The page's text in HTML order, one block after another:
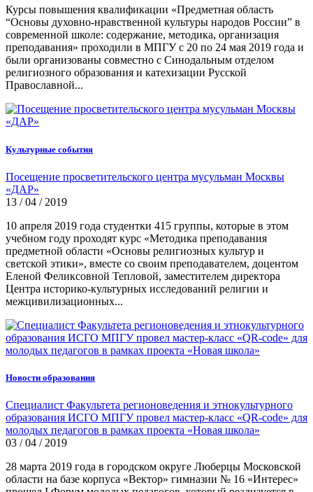
Курсы повышения квалификации «Предметная область
“Основы духовно-нравственной культуры народов России” в
современной школе: содержание, методика, организация
преподавания» проходили в МПГУ с 20 по 24 мая 2019 года и
были организованы совместно с Синодальным отделом
религиозного образования и катехизации Русской
Православной...
Культурные события
Посещение просветительского центра мусульман Москвы
«ДАР»
13 / 04 / 2019
10 апреля 2019 года студентки 415 группы, которые в этом
учебном году проходят курс «Методика преподавания
предметной области «Основы религиозных культур и
светской этики», вместе со своим преподавателем, доцентом
Еленой Феликсовной Тепловой, заместителем директора
Центра историко-культурных исследований религии и
межцивилизационных...
Новости образования
Специалист Факультета регионоведения и этнокультурного
образования ИСГО МПГУ провел мастер-класс «QR-code» для
молодых педагогов в рамках проекта «Новая школа»
03 / 04 / 2019
28 марта 2019 года в городском округе Люберцы Московской
области на базе корпуса «Вектор» гимназии № 16 «Интерес»